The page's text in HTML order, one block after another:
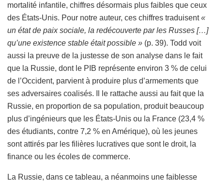
mortalité infantile, chiffres désormais plus faibles que ceux
des États-Unis. Pour notre auteur, ces chiffres traduisent«
un état de paix sociale, la redécouverte par les Russes […]
qu’une existence stable était possible » (p. 39). Todd voit
aussi la preuve de la justesse de son analyse dans le fait
que la Russie, dont le PIB représente environ 3 % de celui
de l’Occident, parvient à produire plus d’armements que
ses adversaires coalisés. Il le rattache aussi au fait que la
Russie, en proportion de sa population, produit beaucoup
plus d’ingénieurs que les États-Unis ou la France (23,4 %
des étudiants, contre 7,2 % en Amérique), où les jeunes
sont attirés par les filières lucratives que sont le droit, la
finance ou les écoles de commerce.
La Russie, dans ce tableau, a néanmoins une faiblesse